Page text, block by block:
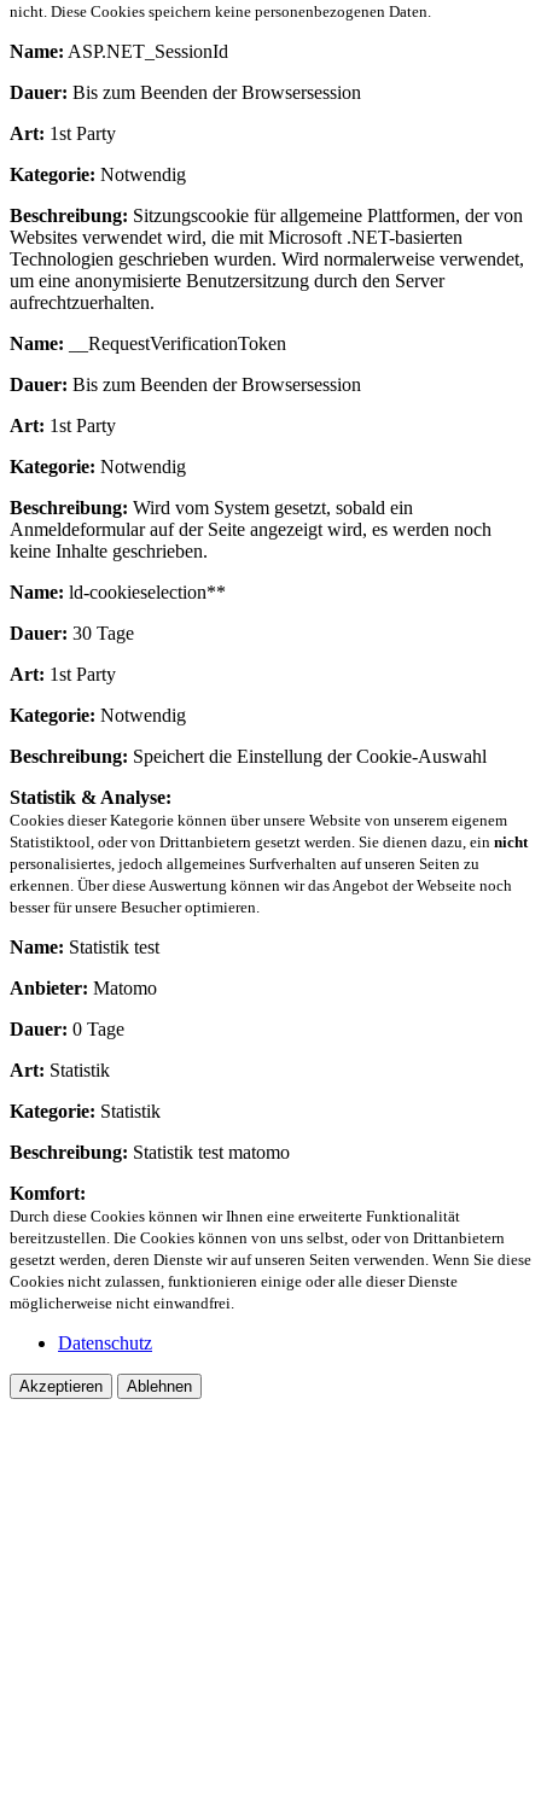
nicht. Diese Cookies speichern keine personenbezogenen Daten.
Name: ASP.NET_SessionId
Dauer: Bis zum Beenden der Browsersession
Art: 1st Party
Kategorie: Notwendig
Beschreibung: Sitzungscookie für allgemeine Plattformen, der von
Websites verwendet wird, die mit Microsoft .NET-basierten
Technologien geschrieben wurden. Wird normalerweise verwendet,
um eine anonymisierte Benutzersitzung durch den Server
aufrechtzuerhalten.
Name: __RequestVerificationToken
Dauer: Bis zum Beenden der Browsersession
Art: 1st Party
Kategorie: Notwendig
Beschreibung: Wird vom System gesetzt, sobald ein
Anmeldeformular auf der Seite angezeigt wird, es werden noch
keine Inhalte geschrieben.
Name: ld-cookieselection**
Dauer: 30 Tage
Art: 1st Party
Kategorie: Notwendig
Beschreibung: Speichert die Einstellung der Cookie-Auswahl
Statistik & Analyse:
Cookies dieser Kategorie können über unsere Website von unserem eigenem
Statistiktool, oder von Drittanbietern gesetzt werden. Sie dienen dazu, ein nicht
personalisiertes, jedoch allgemeines Surfverhalten auf unseren Seiten zu
erkennen. Über diese Auswertung können wir das Angebot der Webseite noch
besser für unsere Besucher optimieren.
Name: Statistik test
Anbieter: Matomo
Dauer: 0 Tage
Art: Statistik
Kategorie: Statistik
Beschreibung: Statistik test matomo
Komfort:
Durch diese Cookies können wir Ihnen eine erweiterte Funktionalität
bereitzustellen. Die Cookies können von uns selbst, oder von Drittanbietern
gesetzt werden, deren Dienste wir auf unseren Seiten verwenden. Wenn Sie diese
Cookies nicht zulassen, funktionieren einige oder alle dieser Dienste
möglicherweise nicht einwandfrei.
Datenschutz
Akzeptieren Ablehnen